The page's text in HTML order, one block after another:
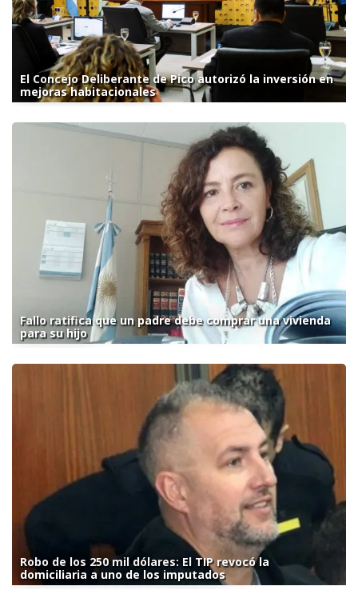
El Concejo Deliberante de Pico autorizó la inversión en
mejoras habitacionales
Fallo ratifica que un padre debe comprar una vivienda
para su hijo
Robo de los 250 mil dólares: El TIP revocó la
domiciliaria a uno de los imputados